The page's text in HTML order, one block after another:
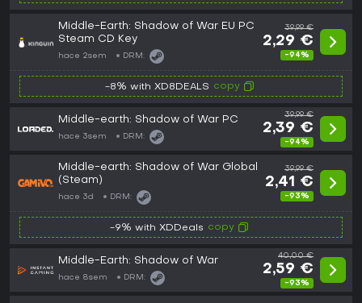
Middle-Earth: Shadow of War EU PC
Steam CD Key
hace 2sem DRM:
39,99 €
2,29 €
-94%
-8% with XD8DEALS copy
Middle-earth: Shadow of War PC
hace 3sem DRM:
39,99 €
2,39 €
-94%
Middle-earth: Shadow of War Global
(Steam)
hace 3d DRM:
39,99 €
2,41 €
-93%
-9% with XDDeals copy
Middle-Earth: Shadow of War
hace 8sem DRM:
40,00 €
2,59 €
-93%